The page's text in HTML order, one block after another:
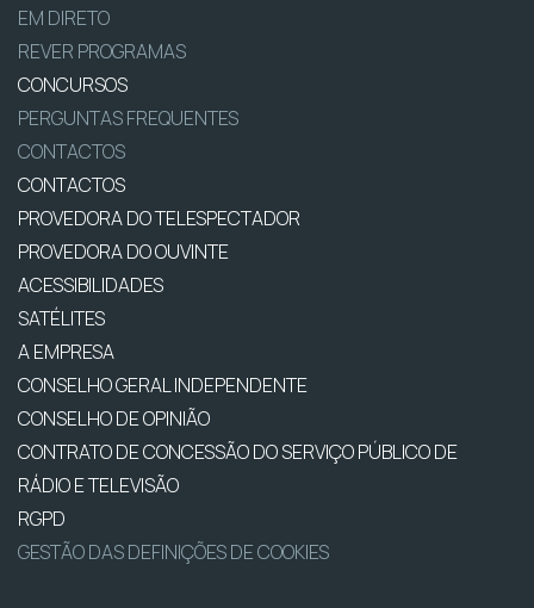
EM DIRETO
REVER PROGRAMAS
CONCURSOS
PERGUNTAS FREQUENTES
CONTACTOS
CONTACTOS
PROVEDORA DO TELESPECTADOR
PROVEDORA DO OUVINTE
ACESSIBILIDADES
SATÉLITES
A EMPRESA
CONSELHO GERAL INDEPENDENTE
CONSELHO DE OPINIÃO
CONTRATO DE CONCESSÃO DO SERVIÇO PÚBLICO DE
RÁDIO E TELEVISÃO
RGPD
GESTÃO DAS DEFINIÇÕES DE COOKIES